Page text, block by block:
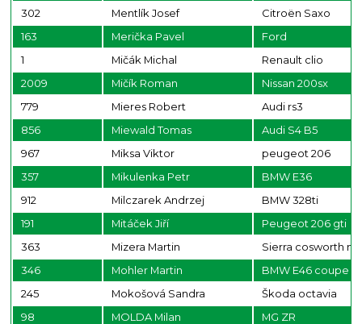
302
Mentlík Josef
Citroën Saxo
163
Merička Pavel
Ford
1
Mičák Michal
Renault clio
2009
Mičík Roman
Nissan 200sx
779
Mieres Robert
Audi rs3
856
Miewald Tomas
Audi S4 B5
967
Miksa Viktor
peugeot 206
357
Mikulenka Petr
BMW E36
912
Milczarek Andrzej
BMW 328ti
191
Mitáček Jiří
Peugeot 206 gti
363
Mizera Martin
Sierra cosworth
346
Mohler Martin
BMW E46 coupe
245
Mokošová Sandra
Škoda octavia
98
MOLDA Milan
MG ZR